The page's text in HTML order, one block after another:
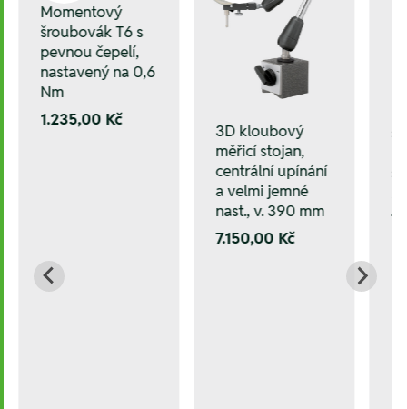
Momentový
šroubovák T6 s
pevnou čepelí,
nastavený na 0,6
Nm
1.235,00 Kč
3D kloubový
měřicí stojan,
centrální upínání
a velmi jemné
nast., v. 390 mm
7.150,00 Kč
s
5
2